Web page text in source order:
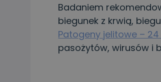
Badaniem
biegunek z krwią,
Patogeny jelitowe –
pasożytów, wirusów i